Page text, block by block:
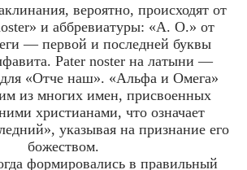
вероятно, происходят от
и аббревиатуры: «А. О.» от
— первой и последней буквы
Pater noster на латыни —
«Отче наш». «Альфа и Омега»
из многих имен, присвоенных
христианами, что означает
указывая на признание его
божеством.
формировались в правильный